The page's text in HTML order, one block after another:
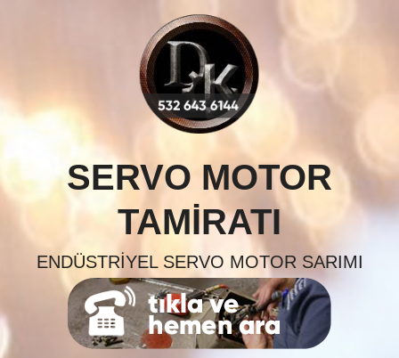
SERVO MOTOR
TAMIRATI
ENDÜSTRIYEL SERVO MOTOR SARIMI